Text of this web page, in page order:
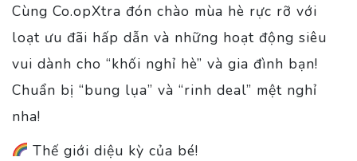
Cùng Co.opXtra đón chào mùa hè rực rỡ với
loạt ưu đãi hấp dẫn và những hoạt động siêu
vui dành cho “khối nghỉ hè” và gia đình bạn!
Chuẩn bị “bung lụa” và “rinh deal” mệt nghỉ
nha!
Thế giới diệu kỳ của bé!